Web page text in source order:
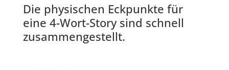
Die physischen Eckpunkte für
eine 4-Wort-Story sind schnell
zusammengestellt.